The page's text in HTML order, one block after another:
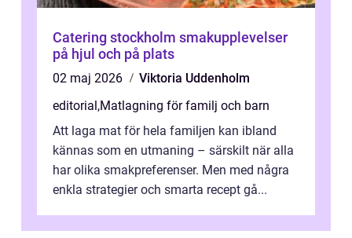
Catering stockholm smakupplevelser
på hjul och på plats
02 maj 2026
Viktoria Uddenholm
editorial ,Matlagning för familj och barn
Att laga mat för hela familjen kan ibland
kännas som en utmaning – särskilt när alla
har olika smakpreferenser. Men med några
enkla strategier och smarta recept gå...